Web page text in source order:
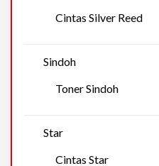
Cintas Silver Reed
Sindoh
Toner Sindoh
Star
Cintas Star